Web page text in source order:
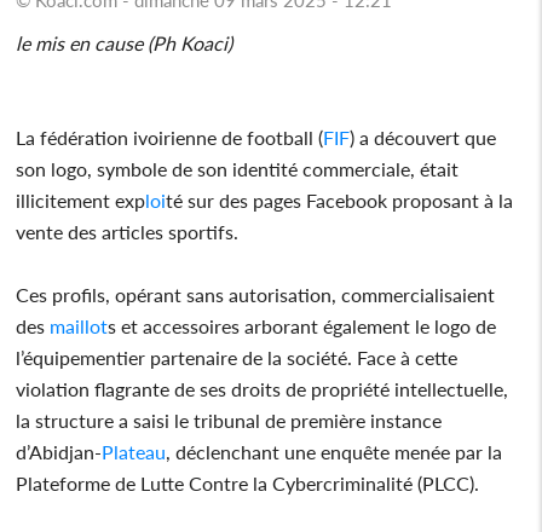
le mis en cause (Ph Koaci)
La fédération ivoirienne de football (FIF) a découvert que
son logo, symbole de son identité commerciale, était
illicitement exploité sur des pages Facebook proposant à la
vente des articles sportifs.
Ces profils, opérant sans autorisation, commercialisaient
des maillots et accessoires arborant également le logo de
l’équipementier partenaire de la société. Face à cette
violation flagrante de ses droits de propriété intellectuelle,
la structure a saisi le tribunal de première instance
d’Abidjan-Plateau , déclenchant une enquête menée par la
Plateforme de Lutte Contre la Cybercriminalité (PLCC).